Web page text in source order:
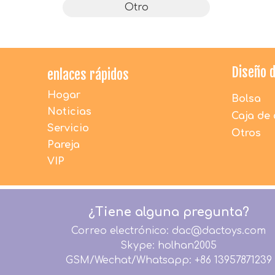
Otro
enlaces rápidos
Hogar
Noticias
Servicio
Pareja
VIP
Diseño
Bolsa
Caja de
Otros
¿Tiene alguna pregunta?
Correo electrónico: dac@dactoys.com
Skype: holhan2005
GSM/Wechat/Whatsapp: +86 13957871239